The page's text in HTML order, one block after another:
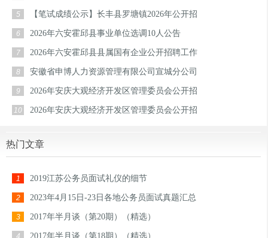
5 【笔试成绩公示】长丰县罗塘镇2026年公开招
6 2026年六安霍邱县事业单位选调10人公告
7 2026年六安霍邱县县属国有企业公开招聘工作
8 安徽省申博人力资源管理有限公司宣城分公司
9 2026年安庆大观经济开发区管理委员会公开招
10 2026年安庆大观经济开发区管理委员会公开招
热门文章
1 2019江苏公务员面试礼仪的细节
2 2023年4月15日-23日各地公务员面试真题汇总
3 2017年半月谈（第20期）（精选）
4 2017年半月谈（第18期）（精选）